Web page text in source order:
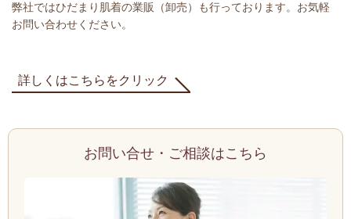
弊社ではひだまり肌着の業販（卸売）も行っております。お気軽
お問い合わせください。
詳しくはこちらをクリック
お問い合せ・ご相談はこちら